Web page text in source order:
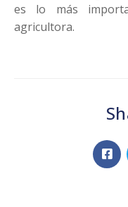
es lo más
agricultora.